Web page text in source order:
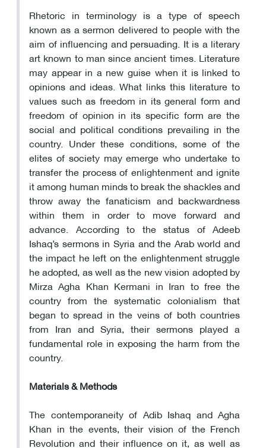
Rhetoric in terminology is a type of speech
known as a sermon delivered to people with the
aim of influencing and persuading. It is a literary
art known to man since ancient times. Literature
may appear in a new guise when it is linked to
opinions and ideas. What links this literature to
values such as freedom in its general form and
freedom of opinion in its specific form are the
social and political conditions prevailing in the
country. Under these conditions, some of the
elites of society may emerge who undertake to
transfer the process of enlightenment and ignite
it among human minds to break the shackles and
throw away the fanaticism and backwardness
within them in order to move forward and
advance. According to the status of Adeeb
Ishaq’s sermons in Syria and the Arab world and
the impact he left on the enlightenment struggle
he adopted, as well as the new vision adopted by
Mirza Agha Khan Kermani in Iran to free the
country from the systematic colonialism that
began to spread in the veins of both countries
from Iran and Syria, their sermons played a
fundamental role in exposing the harm from the
country.
Materials & Methods
The contemporaneity of Adib Ishaq and Agha
Khan in the events, their vision of the French
Revolution and their influence on it, as well as